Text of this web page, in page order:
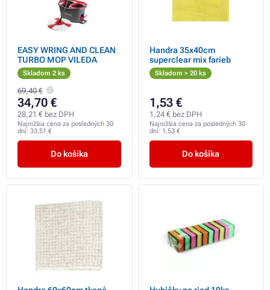
EASY WRING AND CLEAN
TURBO MOP VILEDA
Skladom 2 ks
69,40 €
34,70 €
28,21 € bez DPH
Najnižšia cena za posledných 30
dní: 33,51 €
Do košíka
Handra 35x40cm
superclear mix farieb
Skladom > 20 ks
1,53 €
1,24 € bez DPH
Najnižšia cena za posledných 30
dní: 1,53 €
Do košíka